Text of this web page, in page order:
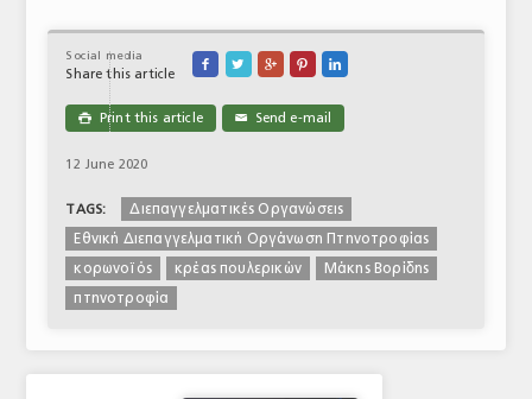
Social media
Share this article
    
 Print this article ✉ Send e-mail
12 June 2020
TAGS:
Διεπαγγελματικές Οργανώσεις
Εθνική Διεπαγγελματική Οργάνωση Πτηνοτροφίας
κορωνοϊός
κρέας πουλερικών
Μάκης Βορίδης
πτηνοτροφία